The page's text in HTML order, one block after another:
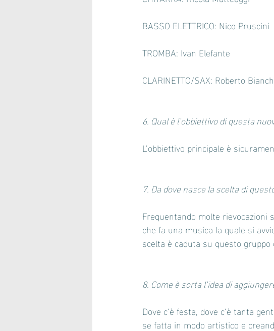
BASSO ELETTRICO: Nico Pruscini
TROMBA: Ivan Elefante
CLARINETTO/SAX: Roberto
6. Qual è l’obbiettivo di questa
L’obbiettivo principale è
7. Da dove nasce la scelta di
Frequentando molte
che fa una musica la quale si
scelta è caduta su questo
8. Come è sorta l’idea di
Dove c’è festa, dove c’è tanta
se fatta in modo artistico e